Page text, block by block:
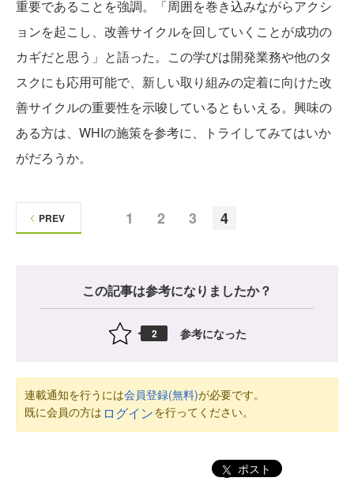
重要であることを強調。「周囲を巻き込みながらアクシ
ョンを起こし、改善サイクルを回していくことが成功の
カギだと思う」と語った。この学びは開発業務や他のタ
スクにも応用可能で、新しい取り組みの定着に向けた改
善サイクルの重要性を示唆しているともいえる。興味の
ある方は、WHIの施策を参考に、トライしてみてはいか
がだろうか。
1 2 3 4
PREV
この記事は参考になりましたか？
2 参考になった
連載通知を行うには会員登録(無料)が必要です。
既に会員の方は ログインを行ってください。
ポスト